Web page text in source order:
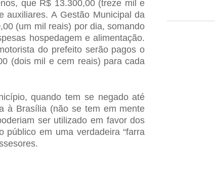
que R$ 13.300,00 (treze mil e
auxiliares. A Gestão Municipal da
(um mil reais) por dia, somando
hospedagem e alimentação.
do prefeito serão pagos o
(dois mil e cem reais) para cada
quando tem se negado até
à Brasília (não se tem em mente
ser utilizado em favor dos
público em uma verdadeira “farra